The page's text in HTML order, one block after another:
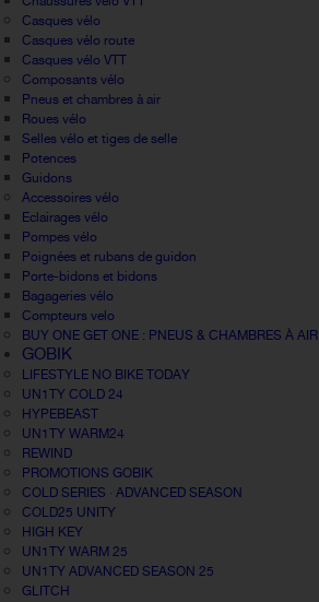
Casques vélo
Casques vélo route
Casques vélo VTT
Composants vélo
Pneus et chambres à air
Roues vélo
Selles vélo et tiges de selle
Potences
Guidons
Accessoires vélo
Eclairages vélo
Pompes vélo
Poignées et rubans de guidon
Porte-bidons et bidons
Bagageries vélo
Compteurs velo
BUY ONE GET ONE : PNEUS & CHAMBRES À AIR
GOBIK
LIFESTYLE NO BIKE TODAY
UN1TY COLD 24
HYPEBEAST
UN1TY WARM24
REWIND
PROMOTIONS GOBIK
COLD SERIES · ADVANCED SEASON
COLD25 UNITY
HIGH KEY
UN1TY WARM 25
UN1TY ADVANCED SEASON 25
GLITCH